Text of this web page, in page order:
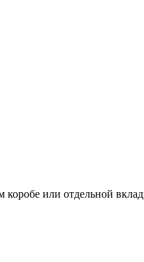
или отдельной